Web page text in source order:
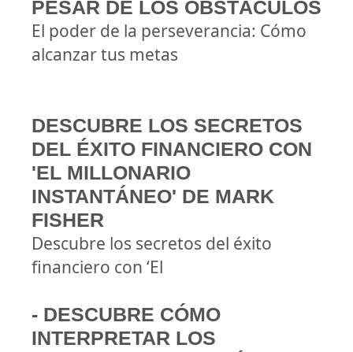
PESAR DE LOS OBSTÁCULOS
El poder de la perseverancia: Cómo
alcanzar tus metas
DESCUBRE LOS SECRETOS
DEL ÉXITO FINANCIERO CON
'EL MILLONARIO
INSTANTÁNEO' DE MARK
FISHER
Descubre los secretos del éxito
financiero con ‘El
- DESCUBRE CÓMO
INTERPRETAR LOS